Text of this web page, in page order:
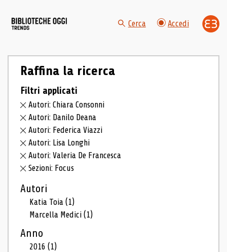
Cerca Accedi
Raffina la ricerca
Filtri applicati
Autori: Chiara Consonni
Autori: Danilo Deana
Autori: Federica Viazzi
Autori: Lisa Longhi
Autori: Valeria De Francesca
Sezioni: Focus
Autori
Katia Toia(1)
Marcella Medici(1)
Anno
2016(1)